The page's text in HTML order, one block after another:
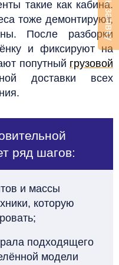
такие как кабина.
тоже демонтируют,
После разборки
и фиксируют на
попутный грузовой
доставки всех
ряд шагов:
и массы
которую
подходящего
модели